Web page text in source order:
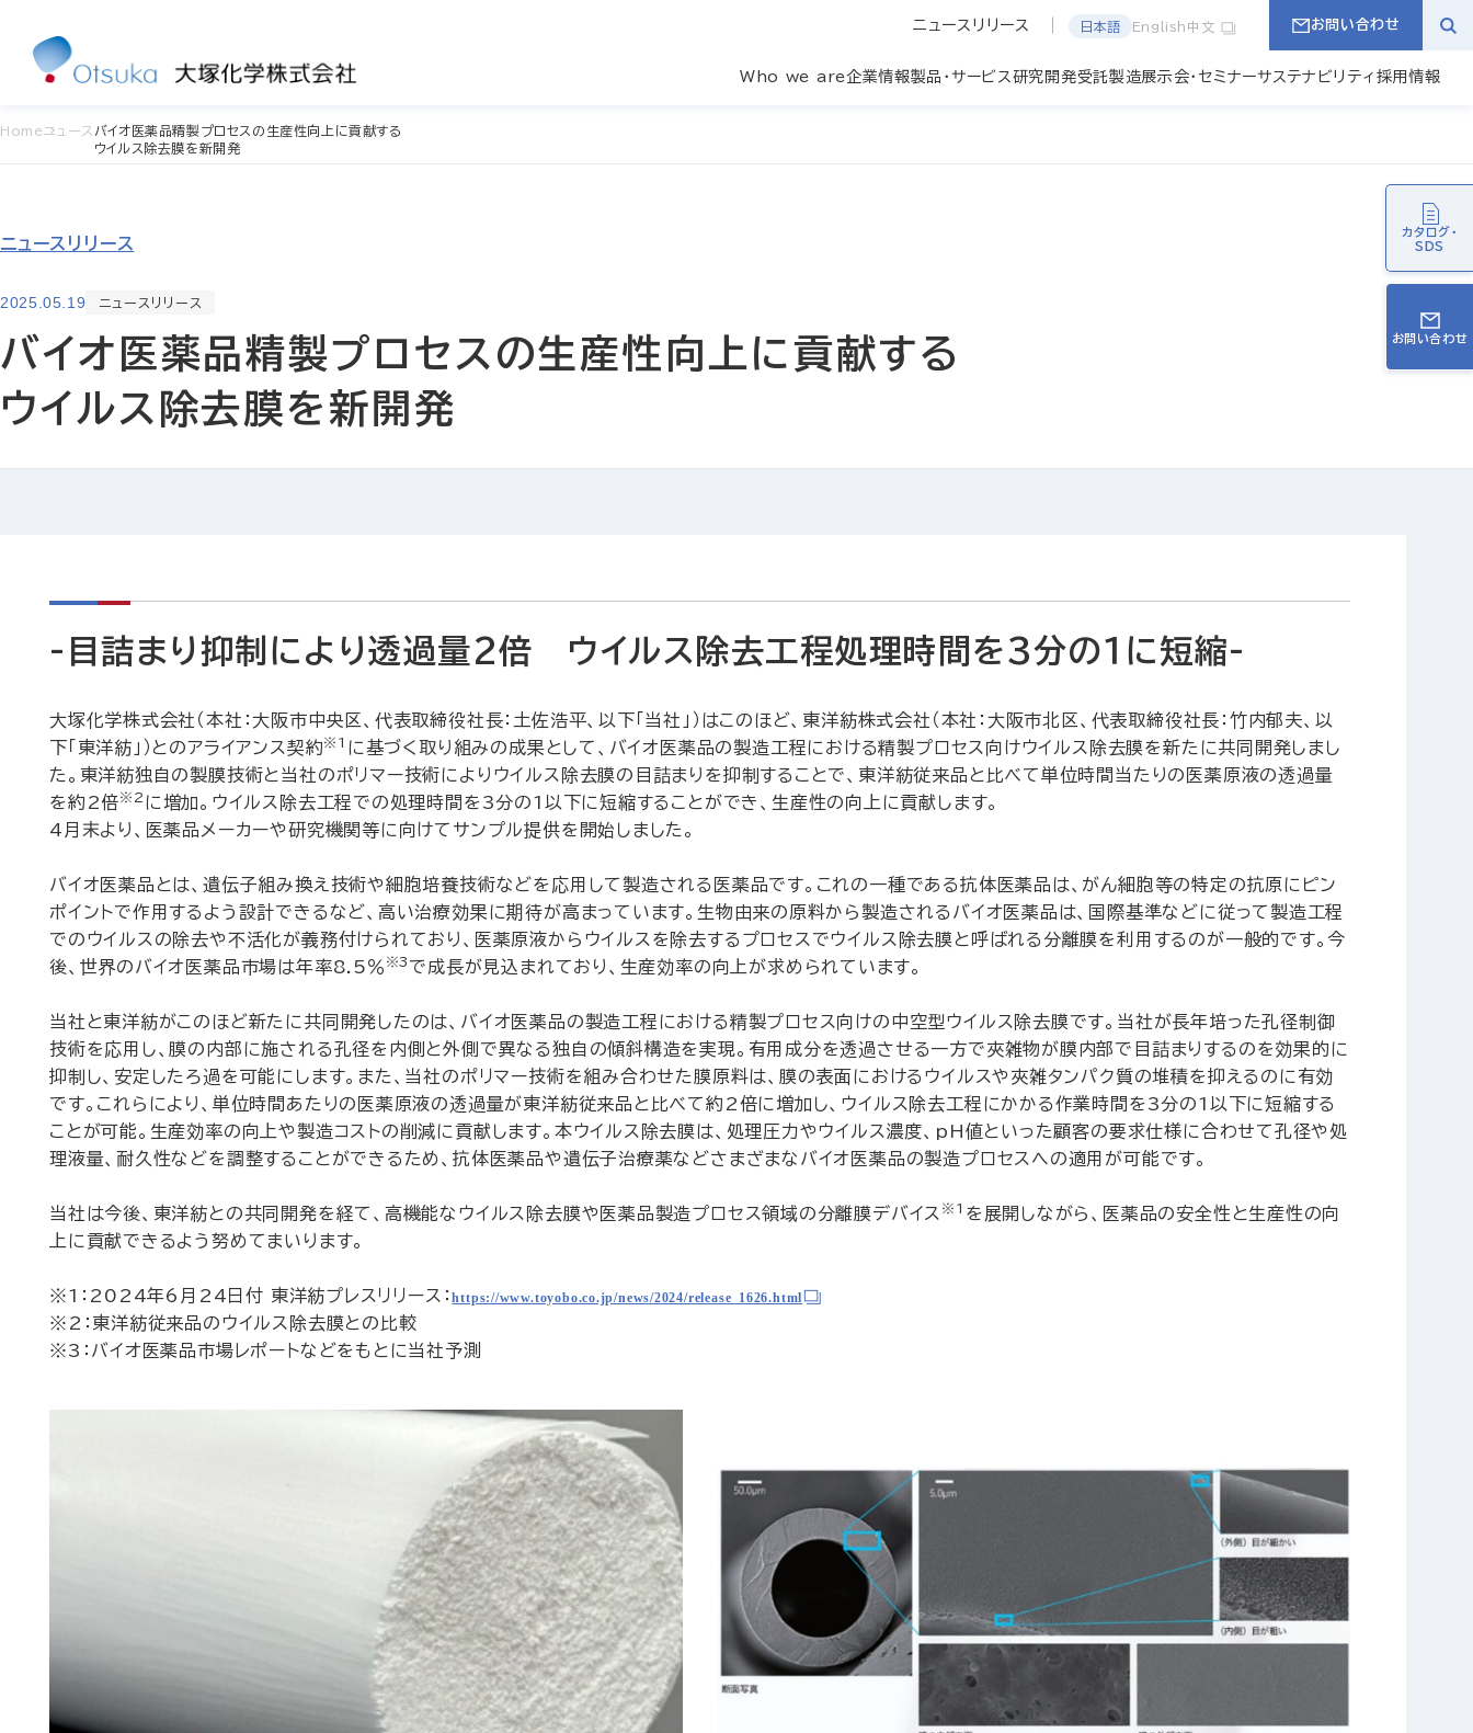
ニュースリリース 日本語 English 中文 お問い合わせ
Who we are企業情報製品・サービス 研究開発受託製造展示会・セミナーサステナビリティ 採用情報
カタログ・
SDS
お問い合わせ
Home ニュース バイオ医薬品精製プロセスの生産性向上に貢献する
ウイルス除去膜を新開発
ニュースリリース
2025.05.19 ニュースリリース
バイオ医薬品精製プロセスの生産性向上に貢献する
ウイルス除去膜を新開発
-目詰まり抑制により透過量2倍 ウイルス除去工程処理時間を3分の１に短縮-
大塚化学株式会社（本社：大阪市中央区、代表取締役社長：土佐浩平、以下「当社」）はこのほど、東洋紡株式会社（本社：大阪市北区、代表取締役社長：竹内郁夫、以
下「東洋紡」）とのアライアンス契約※1 に基づく取り組みの成果として、バイオ医薬品の製造工程における精製プロセス向けウイルス除去膜を新たに共同開発しまし
た。東洋紡独自の製膜技術と当社のポリマー技術によりウイルス除去膜の目詰まりを抑制することで、東洋紡従来品と比べて単位時間当たりの医薬原液の透過量
を約2倍※2 に増加。ウイルス除去工程での処理時間を3分の1以下に短縮することができ、生産性の向上に貢献します。
4月末より、医薬品メーカーや研究機関等に向けてサンプル提供を開始しました。
バイオ医薬品とは、遺伝子組み換え技術や細胞培養技術などを応用して製造される医薬品です。これの一種である抗体医薬品は、がん細胞等の特定の抗原にピン
ポイントで作用するよう設計できるなど、高い治療効果に期待が高まっています。生物由来の原料から製造されるバイオ医薬品は、国際基準などに従って製造工程
でのウイルスの除去や不活化が義務付けられており、医薬原液からウイルスを除去するプロセスでウイルス除去膜と呼ばれる分離膜を利用するのが一般的です。今
後、世界のバイオ医薬品市場は年率8.5％ ※3 で成長が見込まれており、生産効率の向上が求められています。
当社と東洋紡がこのほど新たに共同開発したのは、バイオ医薬品の製造工程における精製プロセス向けの中空型ウイルス除去膜です。当社が長年培った孔径制御
技術を応用し、膜の内部に施される孔径を内側と外側で異なる独自の傾斜構造を実現。有用成分を透過させる一方で夾雑物が膜内部で目詰まりするのを効果的に
抑制し、安定したろ過を可能にします。また、当社のポリマー技術を組み合わせた膜原料は、膜の表面におけるウイルスや夾雑タンパク質の堆積を抑えるのに有効
です。これらにより、単位時間あたりの医薬原液の透過量が東洋紡従来品と比べて約2倍に増加し、ウイルス除去工程にかかる作業時間を3分の1以下に短縮する
ことが可能。生産効率の向上や製造コストの削減に貢献します。本ウイルス除去膜は、処理圧力やウイルス濃度、pH値といった顧客の要求仕様に合わせて孔径や処
理液量、耐久性などを調整することができるため、抗体医薬品や遺伝子治療薬などさまざまなバイオ医薬品の製造プロセスへの適用が可能です。
当社は今後、東洋紡との共同開発を経て、高機能なウイルス除去膜や医薬品製造プロセス領域の分離膜デバイス ※1 を展開しながら、医薬品の安全性と生産性の向
上に貢献できるよう努めてまいります。
※1：2024年6月24日付 東洋紡プレスリリース：https://www.toyobo.co.jp/news/2024/release_1626.html
※2：東洋紡従来品のウイルス除去膜との比較
※3：バイオ医薬品市場レポートなどをもとに当社予測